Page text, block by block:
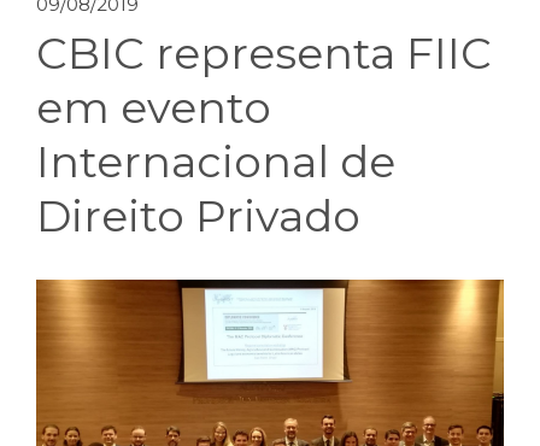
CBIC representa FIIC
em evento
Internacional de
Direito Privado